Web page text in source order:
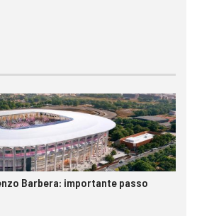
Barbera: importante passo